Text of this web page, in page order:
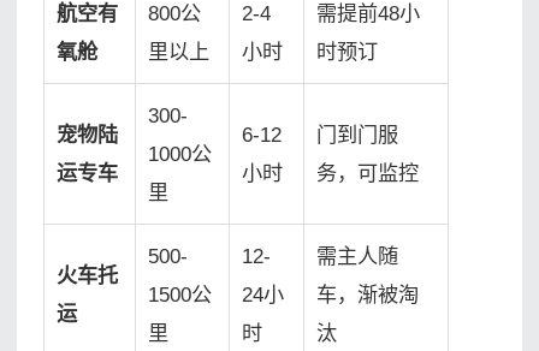
航空有
氧舱
800公
里以上
2-4
小时
需提前48小
时预订
宠物陆
运专车
300-
1000公
里
6-12
小时
门到门服
务，可监控
火车托
运
500-
1500公
里
12-
24小
时
需主人随
车，渐被淘
汰